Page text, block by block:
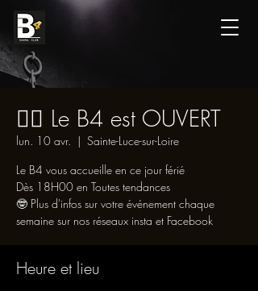
👯‍♀️ Le B4 est OUVERT
lun. 10 avr.
  |
Sainte-Luce-sur-Loire
Le B4 vous accueille en ce jour férié
Dès 18H00 en Toutes tendances
🤓 Plus d'infos sur votre événement chaque
semaine sur nos réseaux insta et Facebook
Heure et lieu